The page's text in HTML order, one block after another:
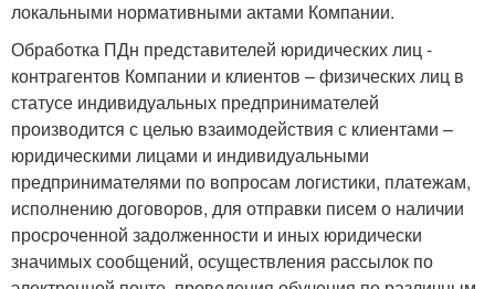
локальными нормативными актами Компании.
Обработка ПДн представителей юридических лиц -
контрагентов Компании и клиентов – физических лиц в
статусе индивидуальных предпринимателей
производится с целью взаимодействия с клиентами –
юридическими лицами и индивидуальными
предпринимателями по вопросам логистики, платежам,
исполнению договоров, для отправки писем о наличии
просроченной задолженности и иных юридически
значимых сообщений, осуществления рассылок по